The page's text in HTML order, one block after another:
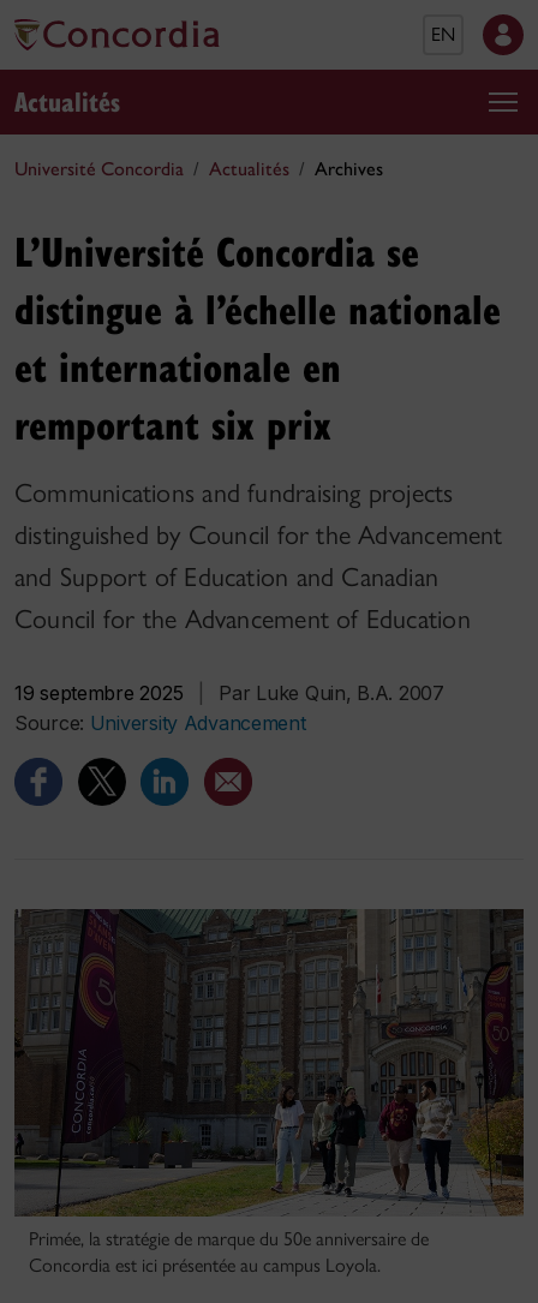
EN
Actualités
Université Concordia Actualités Archives
L’Université Concordia se
distingue à l’échelle nationale
et internationale en
remportant six prix
Communications and fundraising projects
distinguished by Council for the Advancement
and Support of Education and Canadian
Council for the Advancement of Education
19 septembre 2025
Par Luke Quin, B.A. 2007
Source: University Advancement
Primée, la stratégie de marque du 50e anniversaire de
Concordia est ici présentée au campus Loyola.